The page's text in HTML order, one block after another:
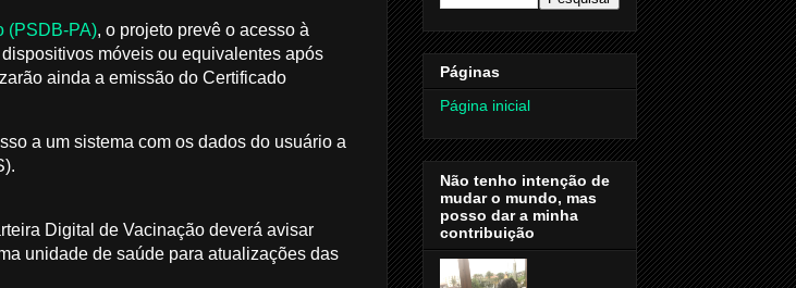
(PSDB-PA), o projeto prevê o acesso à
móveis ou equivalentes após
ainda a emissão do Certificado
a um sistema com os dados do usuário a
Digital de Vacinação deverá avisar
unidade de saúde para atualizações das
Páginas
Página inicial
Não tenho intenção de
mudar o mundo, mas
posso dar a minha
contribuição